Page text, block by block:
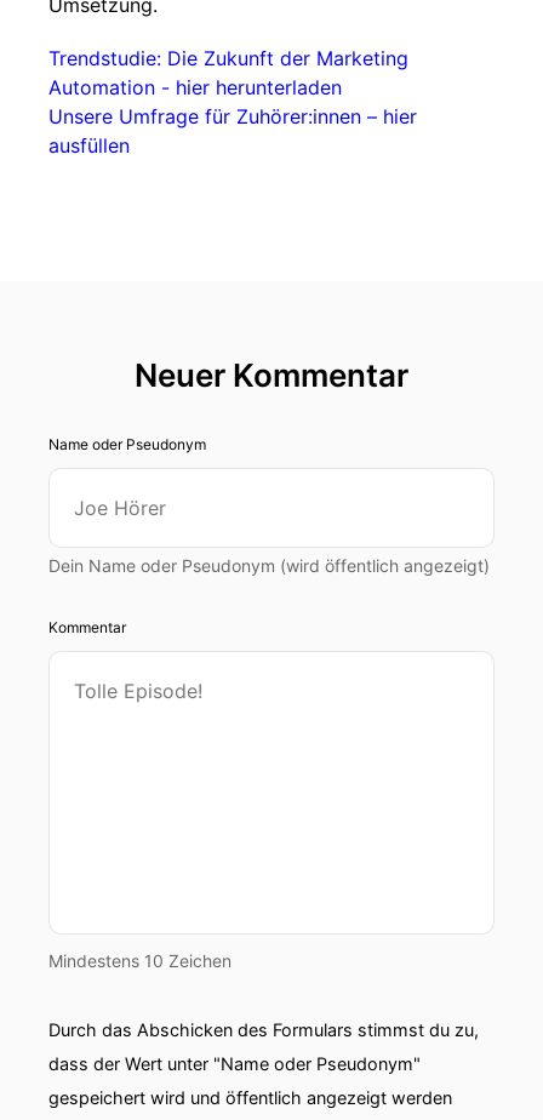
Umsetzung.
Trendstudie: Die Zukunft der Marketing
Automation - hier herunterladen
Unsere Umfrage für Zuhörer:innen – hier
ausfüllen
Neuer Kommentar
Name oder Pseudonym
Dein Name oder Pseudonym (wird öffentlich angezeigt)
Kommentar
Mindestens 10 Zeichen
Durch das Abschicken des Formulars stimmst du zu,
dass der Wert unter "Name oder Pseudonym"
gespeichert wird und öffentlich angezeigt werden